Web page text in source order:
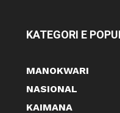
KATEGORI E
MANOKWARI
NASIONAL
KAIMANA